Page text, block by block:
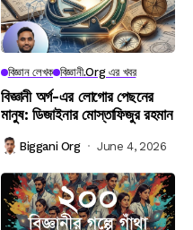
বিজ্ঞান লেখক বিজ্ঞানী.org এর খবর
বিজ্ঞানী অর্গ-এর লোগোর পেছনের
মানুষ: ডিজাইনার মোস্তাফিজুর রহমান
Biggani Org June 4, 2026